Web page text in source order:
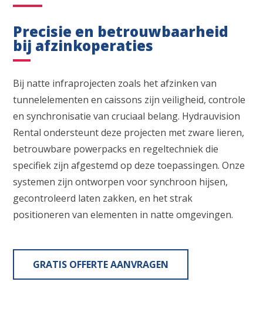
Precisie en betrouwbaarheid
bij afzinkoperaties
Bij natte infraprojecten zoals het afzinken van
tunnelelementen en caissons zijn veiligheid, controle
en synchronisatie van cruciaal belang. Hydrauvision
Rental ondersteunt deze projecten met zware lieren,
betrouwbare powerpacks en regeltechniek die
specifiek zijn afgestemd op deze toepassingen. Onze
systemen zijn ontworpen voor synchroon hijsen,
gecontroleerd laten zakken, en het strak
positioneren van elementen in natte omgevingen.
GRATIS OFFERTE AANVRAGEN